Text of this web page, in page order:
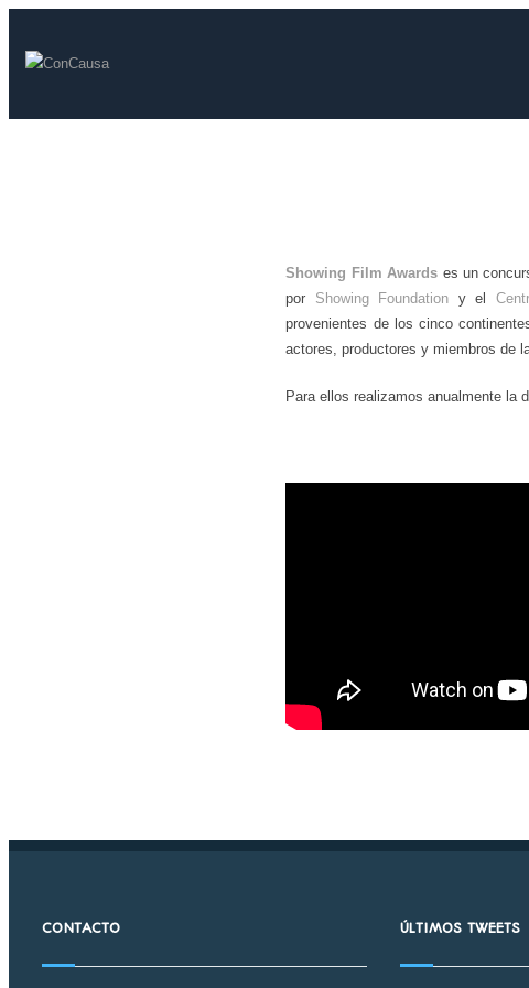
Showing Film Awards es un
por Showing Foundation y el
provenientes de los cinco
actores, productores y miembros de
Para ellos realizamos anualmente la
CONTACTO ÚLTIMOS TWEETS